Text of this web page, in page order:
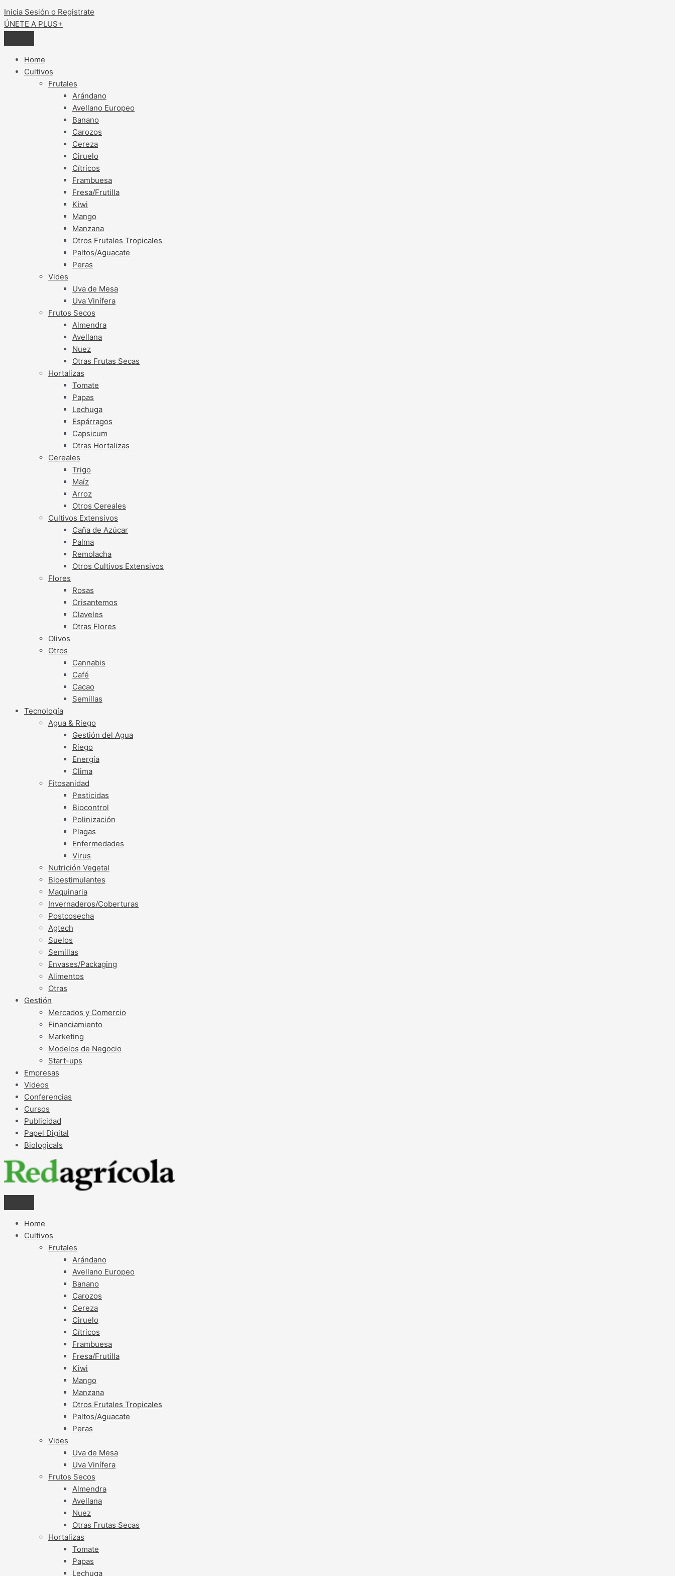
Inicia Sesión o Registrate
ÚNETE A PLUS+
Home
Cultivos
Frutales
Arándano
Avellano Europeo
Banano
Carozos
Cereza
Ciruelo
Cítricos
Frambuesa
Fresa/Frutilla
Kiwi
Mango
Manzana
Otros Frutales Tropicales
Paltos/Aguacate
Peras
Vides
Uva de Mesa
Uva Vinífera
Frutos Secos
Almendra
Avellana
Nuez
Otras Frutas Secas
Hortalizas
Tomate
Papas
Lechuga
Espárragos
Capsicum
Otras Hortalizas
Cereales
Trigo
Maíz
Arroz
Otros Cereales
Cultivos Extensivos
Caña de Azúcar
Palma
Remolacha
Otros Cultivos Extensivos
Flores
Rosas
Crisantemos
Claveles
Otras Flores
Olivos
Otros
Cannabis
Café
Cacao
Semillas
Tecnología
Agua & Riego
Gestión del Agua
Riego
Energía
Clima
Fitosanidad
Pesticidas
Biocontrol
Polinización
Plagas
Enfermedades
Virus
Nutrición Vegetal
Bioestimulantes
Maquinaria
Invernaderos/Coberturas
Postcosecha
Agtech
Suelos
Semillas
Envases/Packaging
Alimentos
Otras
Gestión
Mercados y Comercio
Financiamiento
Marketing
Modelos de Negocio
Start-ups
Empresas
Videos
Conferencias
Cursos
Publicidad
Papel Digital
Biologicals
Home
Cultivos
Frutales
Arándano
Avellano Europeo
Banano
Carozos
Cereza
Ciruelo
Cítricos
Frambuesa
Fresa/Frutilla
Kiwi
Mango
Manzana
Otros Frutales Tropicales
Paltos/Aguacate
Peras
Vides
Uva de Mesa
Uva Vinífera
Frutos Secos
Almendra
Avellana
Nuez
Otras Frutas Secas
Hortalizas
Tomate
Papas
Lechuga